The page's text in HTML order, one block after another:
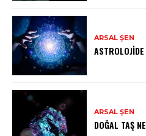
ARSAL ŞEN
ARSAL ŞEN
DOĞAL TAŞ